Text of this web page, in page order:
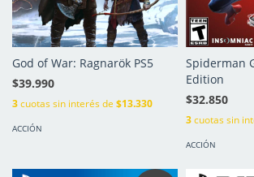
God of War: Ragnarök PS5
$39.990
3cuotas sin interés de $13.330
ACCIÓN
Spiderman
Edition
$32.850
3cuotas sin
ACCIÓN